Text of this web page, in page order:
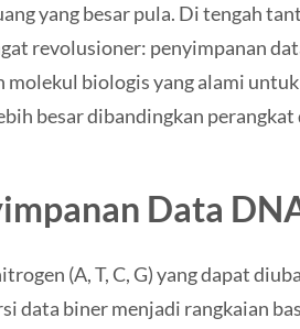
yang besar pula. Di tengah
revolusioner: penyimpanan
molekul biologis yang alami
besar dibandingkan
Data
(A, T, C, G) yang dapat
data biner menjadi rangkaian